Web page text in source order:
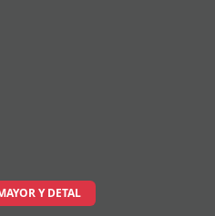
Y DETAL